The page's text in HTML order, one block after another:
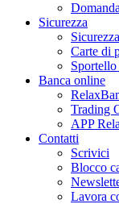
Sicurezza
Carte di
Banca online
Trading
APP
Contatti
Scrivici
Blocco
Lavora